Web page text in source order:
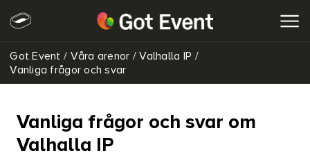
Got Event / Våra arenor / Valhalla IP /
Vanliga frågor och svar
Vanliga frågor och svar om
Valhalla IP